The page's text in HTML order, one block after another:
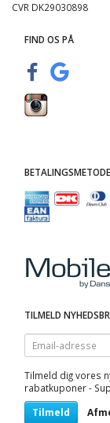
CVR DK29030898
FIND OS PÅ
TILMELD
Email-
adresse
Tilmeld dig vores
rabatkuponer -
Tilmeld